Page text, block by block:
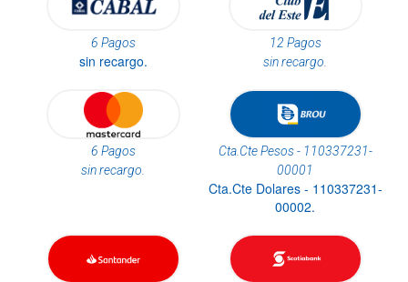
6 Pagos
sin recargo.
12 Pagos
sin recargo.
6 Pagos
sin recargo.
Cta.Cte Pesos - 110337231-
00001
Cta.Cte Dolares - 110337231-
00002.